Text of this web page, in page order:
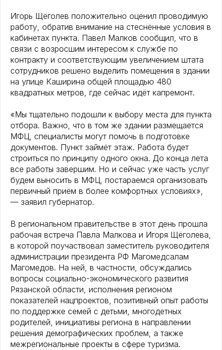
Игорь Щёголев положительно оценил проводимую
работу, обратив внимание на стеснённые условия в
кабинетах пункта. Павел Малков сообщил, что в
связи с возросшим интересом к службе по
контракту и соответствующим увеличением штата
сотрудников решено выделить помещения в здании
на улице Каширина общей площадью 480
квадратных метров, где сейчас идёт капремонт.
«Мы тщательно подошли к выбору места для пункта
отбора. Важно, что в том же здании размещается
МФЦ, специалисты могут помочь в подготовке
документов. Пункт займёт этаж. Работа будет
строиться по принципу одного окна. До конца лета
все работы завершим. Но и сейчас уже часть услуг
будем выносить в МФЦ, постараемся организовать
первичный приём в более комфортных условиях»,
— заявил губернатор.
В региональном правительстве в этот день прошла
рабочая встреча Павла Малкова и Игоря Щёголева,
в которой поучаствовал заместитель руководителя
администрации президента РФ Магомедсалам
Магомедов. На ней, в частности, обсуждались
вопросы социально-экономического развития
Рязанской области, исполнения регионом
показателей нацпроектов, позитивный опыт работы
по поддержке семей с детьми, многодетных
родителей, инициативы региона в направлении
решения демографических проблем, а также
межрегиональные проекты в сфере туризма.